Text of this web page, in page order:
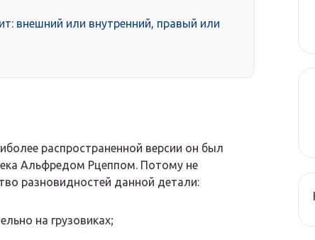
внешний или внутренний, правый или
распространенной версии он был
Альфредом Рцеппом. Потому не
разновидностей данной детали:
на грузовиках;